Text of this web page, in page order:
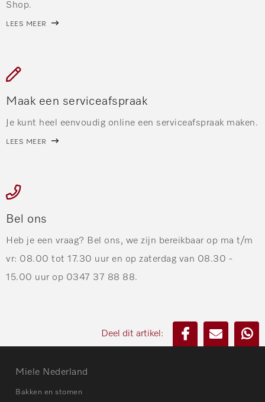
Shop.
LEES MEER
Maak een serviceafspraak
Je kunt heel eenvoudig online een serviceafspraak maken.
LEES MEER
Bel ons
Heb je een vraag? Bel ons, we zijn bereikbaar op ma t/m
vr: 08.00 tot 17.30 uur en op zaterdag van 08.30 -
15.00 uur op 0347 37 88 88.
Deel dit artikel:
Miele Nederland
Bakken en stomen